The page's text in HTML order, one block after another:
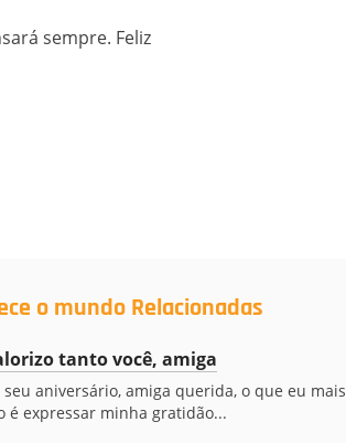
sempre. Feliz
o mundo Relacionadas
tanto você, amiga
seu aniversário, amiga querida, o que eu mais
é expressar minha gratidão...